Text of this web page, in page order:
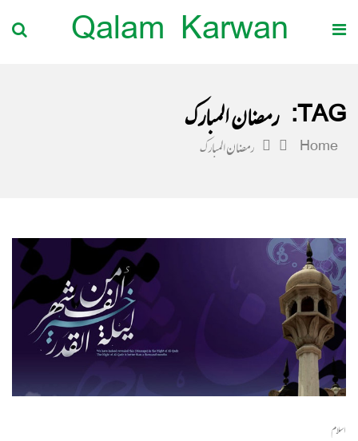
Qalam Karwan
TAG: رمضان المبارک
Home رمضان المبارک
اسلام